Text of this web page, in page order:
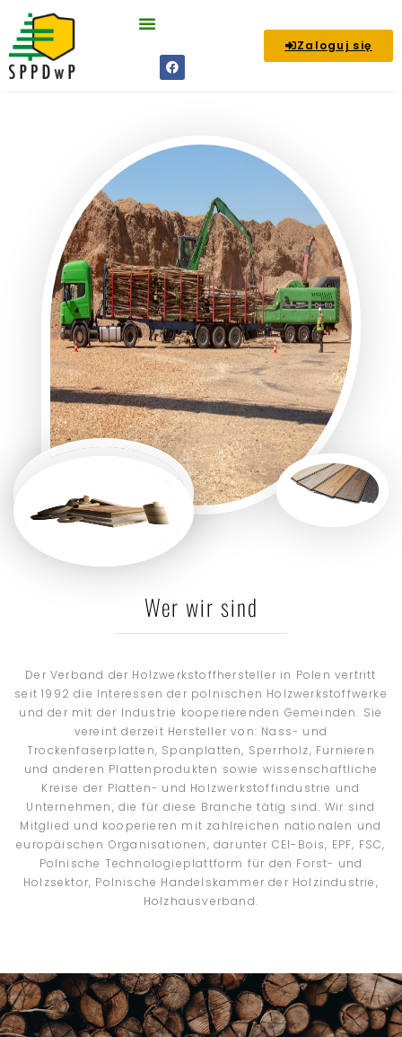
Zaloguj się
Wer wir sind
Der Verband der Holzwerkstoffhersteller in Polen vertritt
seit 1992 die Interessen der polnischen Holzwerkstoffwerke
und der mit der Industrie kooperierenden Gemeinden. Sie
vereint derzeit Hersteller von: Nass- und
Trockenfaserplatten, Spanplatten, Sperrholz, Furnieren
und anderen Plattenprodukten sowie wissenschaftliche
Kreise der Platten- und Holzwerkstoffindustrie und
Unternehmen, die für diese Branche tätig sind. Wir sind
Mitglied und kooperieren mit zahlreichen nationalen und
europäischen Organisationen, darunter CEI-Bois, EPF, FSC,
Polnische Technologieplattform für den Forst- und
Holzsektor, Polnische Handelskammer der Holzindustrie,
Holzhausverband.